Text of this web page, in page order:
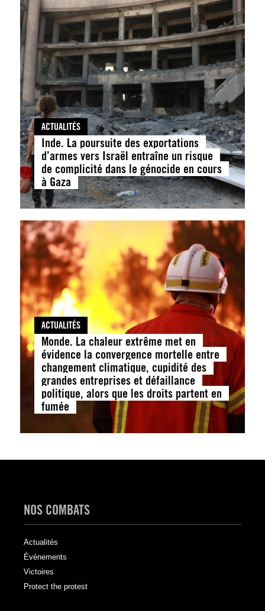
ACTUALITÉS
Inde. La poursuite des exportations
d’armes vers Israël entraîne un risque
de complicité dans le génocide en cours
à Gaza
ACTUALITÉS
Monde. La chaleur extrême met en
évidence la convergence mortelle entre
changement climatique, cupidité des
grandes entreprises et défaillance
politique, alors que les droits partent en
fumée
NOS COMBATS
Actualités
Événements
Victoires
Protect the protest